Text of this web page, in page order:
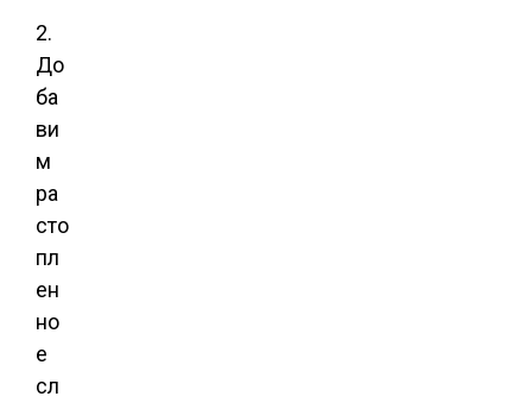
2.
До
ба
ви
м
ра
сто
пл
ен
но
е
сл